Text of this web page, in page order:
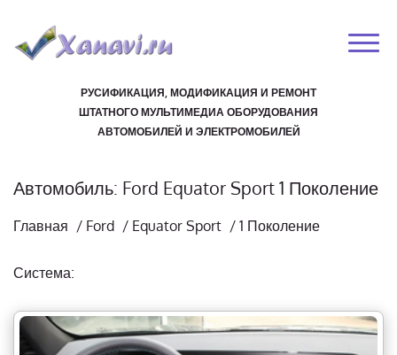
РУСИФИКАЦИЯ, МОДИФИКАЦИЯ И РЕМОНТ
ШТАТНОГО МУЛЬТИМЕДИА ОБОРУДОВАНИЯ
АВТОМОБИЛЕЙ И ЭЛЕКТРОМОБИЛЕЙ
Автомобиль: Ford Equator Sport 1 Поколение
Главная / Ford / Equator Sport / 1 Поколение
Система: